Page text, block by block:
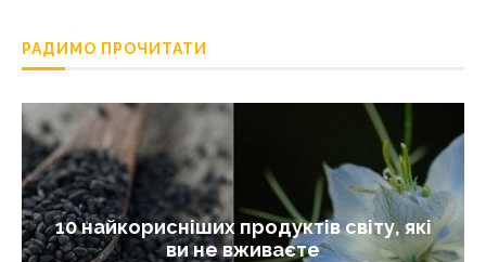
РАДИМО ПРОЧИТАТИ
10 найкорисніших продуктів світу, які
ви не вживаєте